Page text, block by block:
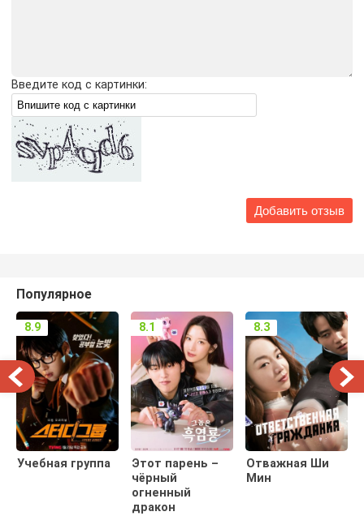
Введите код с картинки:
Популярное
Учебная группа
8.9
Этот парень –
чёрный
огненный
дракон
8.1
Отважная Ши
Мин
8.3